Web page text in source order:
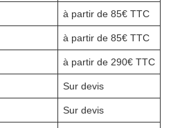
à partir de 85€ TTC
à partir de 85€ TTC
à partir de 290€ TTC
Sur devis
Sur devis